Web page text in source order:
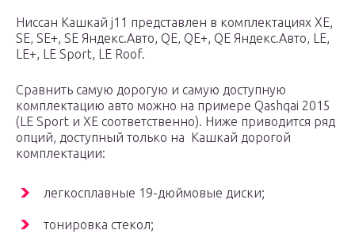
Ниссан Кашкай j11 представлен в комплектациях XE,
SE, SE+, SE Яндекс.Авто, QE, QE+, QE Яндекс.Авто, LE,
LE+, LE Sport, LE Roof.
Сравнить самую дорогую и самую доступную
комплектацию авто можно на примере Qashqai 2015
(LE Sport и XE соответственно). Ниже приводится ряд
опций, доступный только на Кашкай дорогой
комплектации:
легкосплавные 19-дюймовые диски;
тонировка стекол;